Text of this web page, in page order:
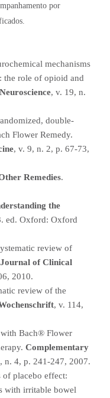
por
mechanisms
the role of opioid and
, v. 19, n.
double-
Flower Remedy.
, v. 9, n. 2, p. 67-73,
Remedies.
the
ed. Oxford: Oxford
review of
of Clinical
2010.
review of the
, v. 114,
Bach® Flower
Complementary
n. 4, p. 241-247, 2007.
placebo effect:
with irritable bowel